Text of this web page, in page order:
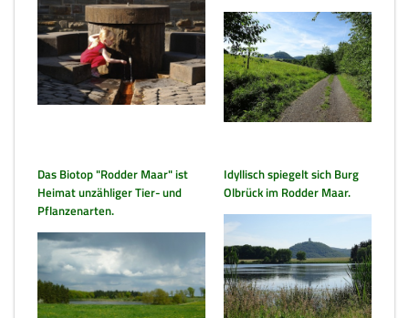
Das Biotop "Rodder Maar" ist
Heimat unzähliger Tier- und
Pflanzenarten.
Idyllisch spiegelt sich Burg
Olbrück im Rodder Maar.